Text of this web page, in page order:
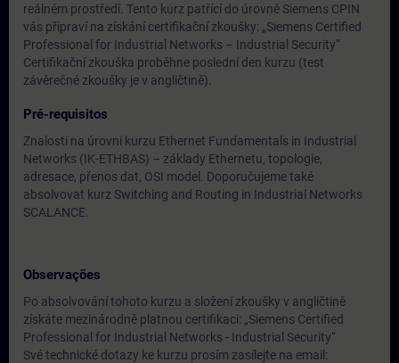
reálném prostředí. Tento kurz patřící do úrovně Siemens CPIN
vás připraví na získání certifikační zkoušky: „Siemens Certified
Professional for Industrial Networks – Industrial Security“
Certifikační zkouška proběhne poslední den kurzu (test
závěrečné zkoušky je v angličtině).
Pré-requisitos
Znalosti na úrovni kurzu Ethernet Fundamentals in Industrial
Networks (IK-ETHBAS) – základy Ethernetu, topologie,
adresace, přenos dat, OSI model. Doporučujeme také
absolvovat kurz Switching and Routing in Industrial Networks
SCALANCE.
Observações
Po absolvování tohoto kurzu a složení zkoušky v angličtině
získáte mezinárodně platnou certifikaci: „Siemens Certified
Professional for Industrial Networks - Industrial Security“
Své technické dotazy ke kurzu prosím zasílejte na email: